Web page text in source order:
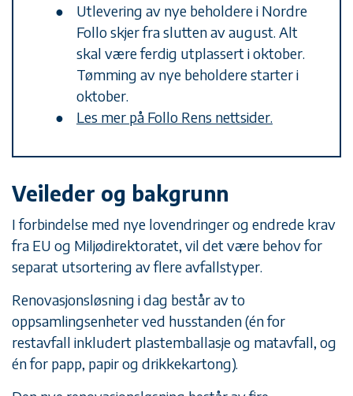
Utlevering av nye beholdere i Nordre
Follo skjer fra slutten av august. Alt
skal være ferdig utplassert i oktober.
Tømming av nye beholdere starter i
oktober.
Les mer på Follo Rens nettsider.
Veileder og bakgrunn
I forbindelse med nye lovendringer og endrede krav
fra EU og Miljødirektoratet, vil det være behov for
separat utsortering av flere avfallstyper.
Renovasjonsløsning i dag består av to
oppsamlingsenheter ved husstanden (én for
restavfall inkludert plastemballasje og matavfall, og
én for papp, papir og drikkekartong).